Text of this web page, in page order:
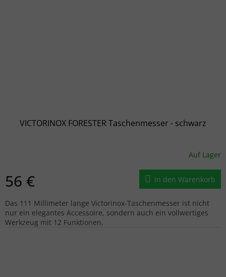
VICTORINOX FORESTER Taschenmesser - schwarz
Auf Lager
56 € In den Warenkorb
Das 111 Millimeter lange Victorinox-Taschenmesser ist nicht
nur ein elegantes Accessoire, sondern auch ein vollwertiges
Werkzeug mit 12 Funktionen.